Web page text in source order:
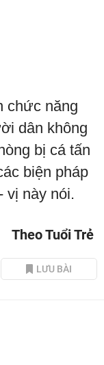
chức năng
dân không
bị cá tấn
biện pháp
vị này nói.
Theo Tuổi Trẻ
LƯU BÀI